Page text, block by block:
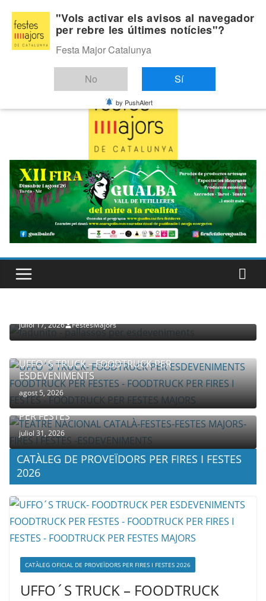
content
Dijous, agost 6, 2026
Última:
juliol 17, 2026 FestesMajors
UFFO´S TRUCK – FOODTRUCK PER
ESDEVENIMENTS
agost 5, 2026
COMPANYIA TENAC – TEATRE NACIONAL CATALÀ
PER FESTES
juliol 31, 2026
CATÀLEG DE PROVEÏDORS PER FIRES I FESTES
2026
CATÀLEG OFICIAL DE PROVEÏDORS PER FIRES I FESTES 2026
UFFO´S TRUCK – FOODTRUCK
"Vols activar els avisos al navegador
per rebre les últimes notícies"?
Festa Major Catalunya
No Sí
by PushAlert